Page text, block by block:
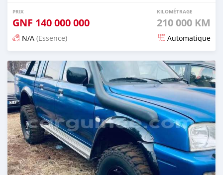
PRIX
GNF 140 000 000
KILOMÉTRAGE
210 000 KM
N/A (Essence) Automatique
Publié il y a 6 mois